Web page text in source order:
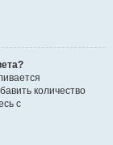
количество
с